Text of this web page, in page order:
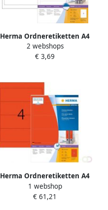
Herma Ordneretiketten A4
192 x 38 mm wit
ondoorzichtig permanent
2 webshops
€ 3,69
Herma Ordneretiketten A4
192 x 61 mm rood
permanent hechtend
1 webshop
€ 61,21